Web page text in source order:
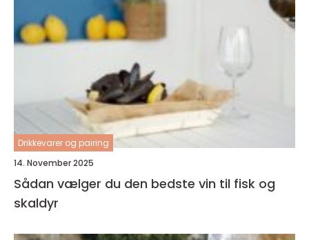
Drikkevarer og pairing
14. November 2025
Sådan vælger du den bedste vin til fisk og
skaldyr